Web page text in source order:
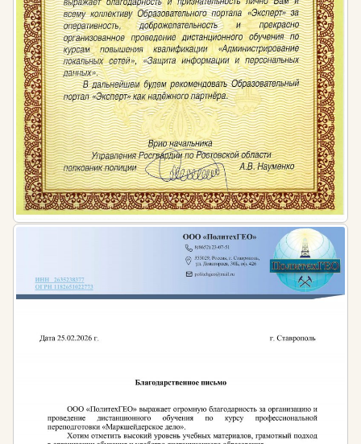
Приказ Министерства здравоохранения и
социального развития РФ от 23 апреля 2008 г.
№ 188 «Об утверждении Единого
квалификационного справочника должностей
руководителей, специалистов и служащих,
раздел «Квалификационные характеристики
должностей руководителей и специалистов
архитектуры и градостроительной
деятельности»;
Приказ Министерства труда и социальной
защиты РФ от 18 июля 2019 г. N 504н «Об
утверждении профессионального стандарта
«Специалист в области планово-экономического
обеспечения строительного производства»